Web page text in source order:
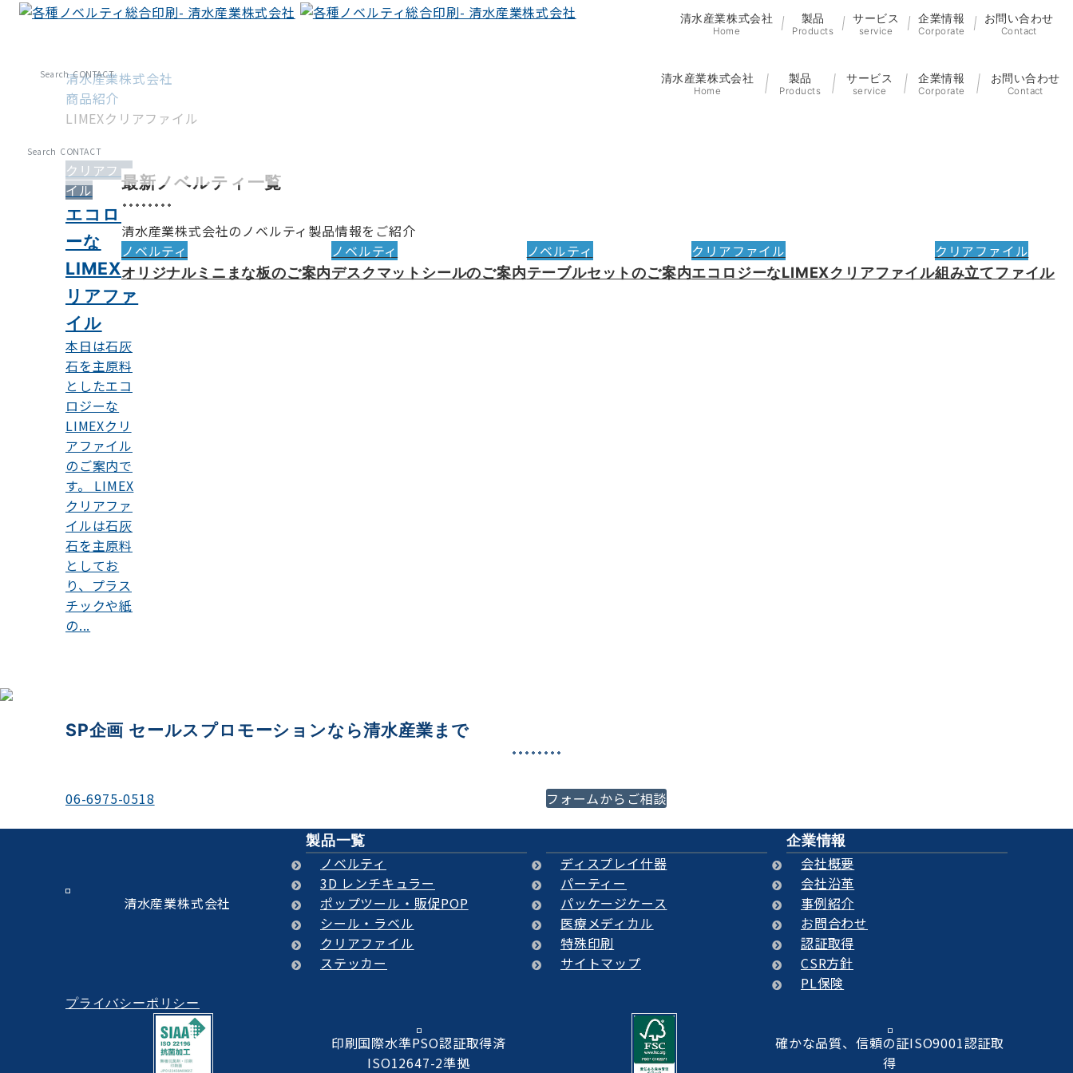
清水産業株式会社
Home
製品
Products
サービス
service
企業情報
Corporate
お問い合わせ
Contact
Search CONTACT
清水産業株式会社
Home
製品
Products
サービス
service
企業情報
Corporate
お問い合わせ
Contact
Search CONTACT
清水産業株式会社
商品紹介
LIMEXクリアファイル
クリアファ
イル
エコロジ
ーな
LIMEXク
リアファ
イル
本日は石灰
石を主原料
としたエコ
ロジーな
LIMEXクリ
アファイル
のご案内で
す。 LIMEX
クリアファ
イルは石灰
石を主原料
としてお
り、プラス
チックや紙
の...
最新ノベルティ一覧
清水産業株式会社のノベルティ製品情報をご紹介
ノベルティ
オリジナルミニまな板のご案内
ノベルティ
デスクマットシールのご案内
ノベルティ
テーブルセットのご案内
クリアファイル
エコロジーなLIMEXクリアファイル
クリアファイル
組み立てファイル
SP企画 セールスプロモーションなら清水産業まで
06-6975-0518
フォームからご相談
清水産業株式会社
製品一覧
ノベルティ
3D レンチキュラー
ポップツール・販促POP
シール・ラベル
クリアファイル
ステッカー
ディスプレイ什器
パーティー
パッケージケース
医療メディカル
特殊印刷
サイトマップ
企業情報
会社概要
会社沿革
事例紹介
お問合わせ
認証取得
CSR方針
PL保険
プライバシーポリシー
印刷国際水準PSO認証取得済
ISO12647-2準拠
確かな品質、信頼の証ISO9001認証取
得